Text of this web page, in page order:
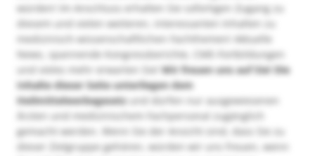
würden! Im Anschluss erhalten Sie sofortigen Zugang zu
diesem und vielen weiteren, interessanten Inhalten zu
medizinisch-wissenschaftlichen Fachthemen! Aktuelle
News, spannende Kongressberichte, CME-Fortbildungen
und vieles mehr erwarten Sie!Wir freuen uns auf Sie! Die
Inhalte dieser Seite unterliegen dem
Heilmittelwerbegesetzund dürfen nur ausgewiesenen
Ärzten und medizinischem Fachpersonal zugänglich
gemacht werden. Wenn Sie der Ansicht sind, dass Sie zu
dieser Zielgruppe gehören, würden wir uns freuen, wenn